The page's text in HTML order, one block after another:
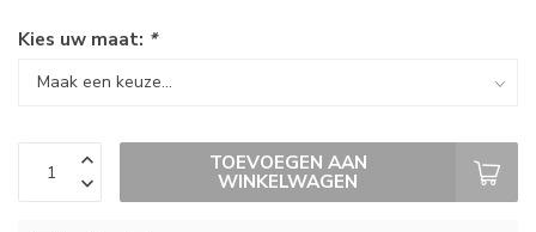
Kies uw maat: *
TOEVOEGEN AAN
WINKELWAGEN